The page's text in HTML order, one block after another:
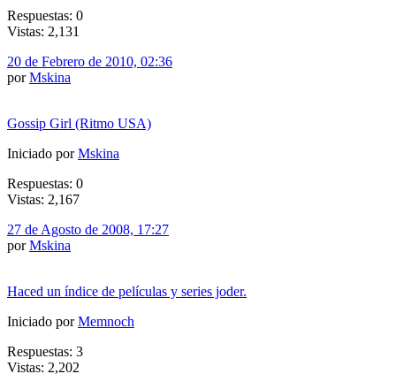
Respuestas: 0
Vistas: 2,131
20 de Febrero de 2010, 02:36
porMskina
Gossip Girl (Ritmo USA)
Iniciado porMskina
Respuestas: 0
Vistas: 2,167
27 de Agosto de 2008, 17:27
porMskina
Haced un índice de películas y series joder.
Iniciado porMemnoch
Respuestas: 3
Vistas: 2,202